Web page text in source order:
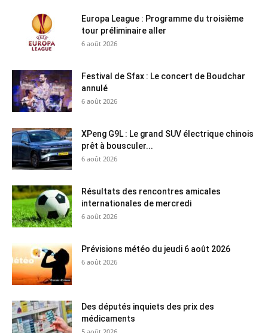
Europa League : Programme du troisième
tour préliminaire aller
6 août 2026
Festival de Sfax : Le concert de Boudchar
annulé
6 août 2026
XPeng G9L : Le grand SUV électrique chinois
prêt à bousculer...
6 août 2026
Résultats des rencontres amicales
internationales de mercredi
6 août 2026
Prévisions météo du jeudi 6 août 2026
6 août 2026
Des députés inquiets des prix des
médicaments
5 août 2026